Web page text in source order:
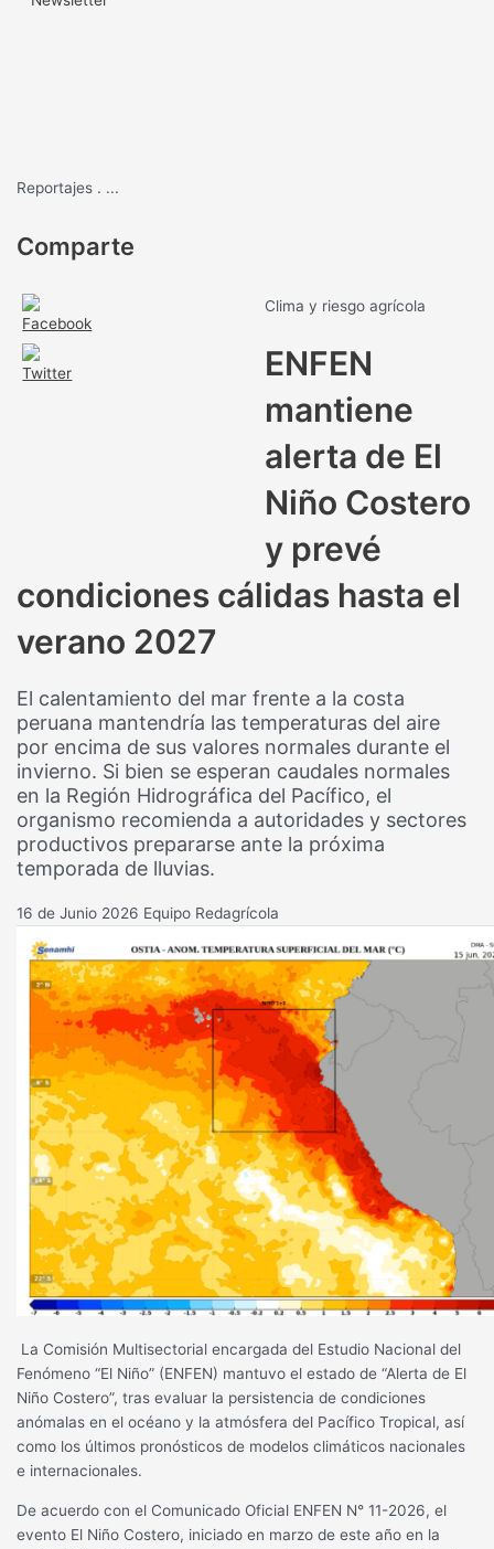
Reportajes . ...
Comparte
Clima y riesgo agrícola
ENFEN
mantiene
alerta de El
Niño Costero
y prevé
condiciones cálidas hasta el
verano 2027
El calentamiento del mar frente a la costa
peruana mantendría las temperaturas del aire
por encima de sus valores normales durante el
invierno. Si bien se esperan caudales normales
en la Región Hidrográfica del Pacífico, el
organismo recomienda a autoridades y sectores
productivos prepararse ante la próxima
temporada de lluvias.
16 de Junio 2026 Equipo Redagrícola
La Comisión Multisectorial encargada del Estudio Nacional del
Fenómeno “El Niño” (ENFEN) mantuvo el estado de “Alerta de El
Niño Costero”, tras evaluar la persistencia de condiciones
anómalas en el océano y la atmósfera del Pacífico Tropical, así
como los últimos pronósticos de modelos climáticos nacionales
e internacionales.
De acuerdo con el Comunicado Oficial ENFEN N° 11-2026, el
evento El Niño Costero, iniciado en marzo de este año en la